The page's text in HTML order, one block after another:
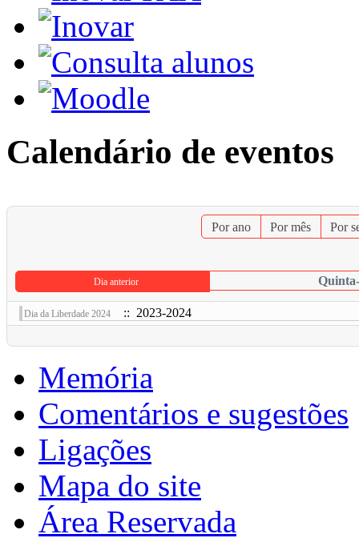
Calendário de eventos
Por ano Por mês Por
Dia anterior
Dia da Liberdade 2024 :: 2023-2024
Memória
Comentários e sugestões
Ligações
Mapa do site
Área Reservada